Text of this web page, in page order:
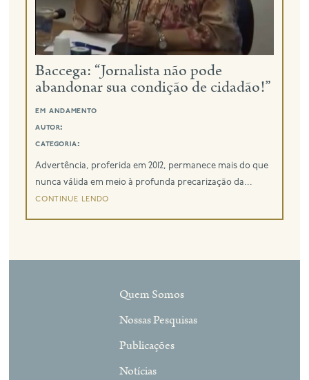
eng
Baccega: “Jornalista não pode
abandonar sua condição de cidadão!”
em andamento
autor:
categoria:
Advertência, proferida em 2012, permanece mais do que
nunca válida em meio à profunda precarização da...
continue lendo
Quem Somos
Nossas Pesquisas
Publicações
Notícias